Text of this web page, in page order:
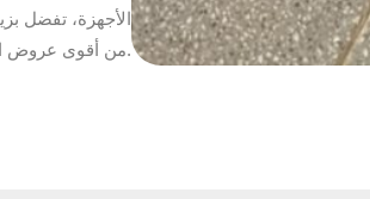
الأجهزة، تفضل
من أقوى عروض التصفية المالية الشاملة التي نقدمها من مكان واحد.